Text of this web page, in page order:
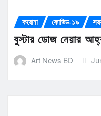
করোনা কোভিড-১৯
বুস্টার ডোজ নেয়ার
Art News BD